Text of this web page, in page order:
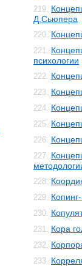
219.
Д.Сьюпера
220.
221.
психологии
222.
223.
224.
225.
226.
227.
228.
229.
230.
231. Кора
232.
233.